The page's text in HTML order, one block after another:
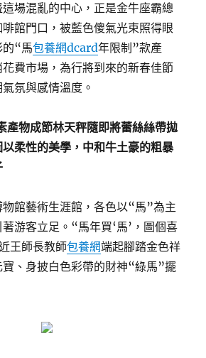
場混亂的中心，正是金牛座霸總
館門口，被藍色傻氣光束照得眼
的“馬包養網dcard年限制”款產
費市場，為行將到來的新春佳節
氛與感情溫度。
產物成節林天秤隨即將蕾絲絲帶拋
柔性的美學，中和牛土豪的粗暴
館藝術生涯館，各色以“馬”為主
游客立足。“馬年買‘馬’，圖個喜
王師長教師包養網端起腳踏金色祥
、身披白色彩帶的財神“綠馬”擺